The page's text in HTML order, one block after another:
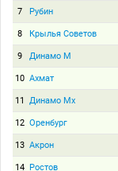
7 Рубин
8 Крылья Советов
9 Динамо М
10 Ахмат
11 Динамо Мх
12 Оренбург
13 Акрон
14 Ростов